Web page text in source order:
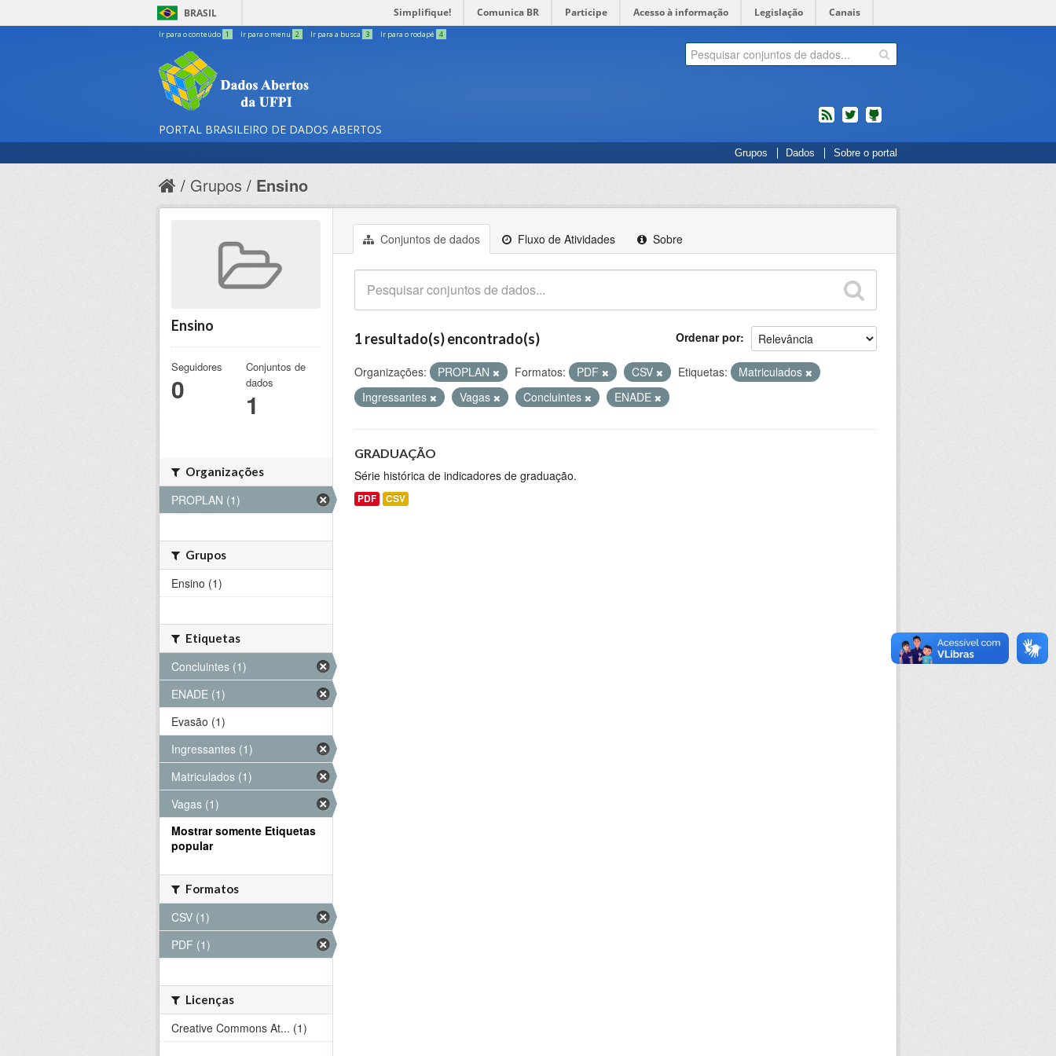
BRASIL Simplifique! Comunica BR Participe Acesso à informação Legislação Canais
Ir para o conteúdo 1 Ir para o menu 2 Ir para a busca 3 Ir para o rodapé 4
PORTAL BRASILEIRO DE DADOS ABERTOS
feed twitterCódigos
fonte
do
Github
Grupos Dados Sobre o portal
Grupos Ensino
Conjuntos de dados Fluxo de Atividades Sobre
Ordenar por
1 resultado(s) encontrado(s)
Organizações: PROPLAN Formatos: PDF CSV Etiquetas:
Matriculados
Ingressantes
Vagas Concluintes ENADE
GRADUAÇÃO
Série histórica de indicadores de graduação.
PDF CSV
Ensino
Seguidores
0
Conjuntos de
dados
1
Organizações
PROPLAN (1)
Grupos
Ensino (1)
Etiquetas
Concluintes (1)
ENADE (1)
Evasão (1)
Ingressantes (1)
Matriculados (1)
Vagas (1)
Mostrar somente Etiquetas
popular
Formatos
CSV (1)
PDF (1)
Licenças
Creative Commons At... (1)